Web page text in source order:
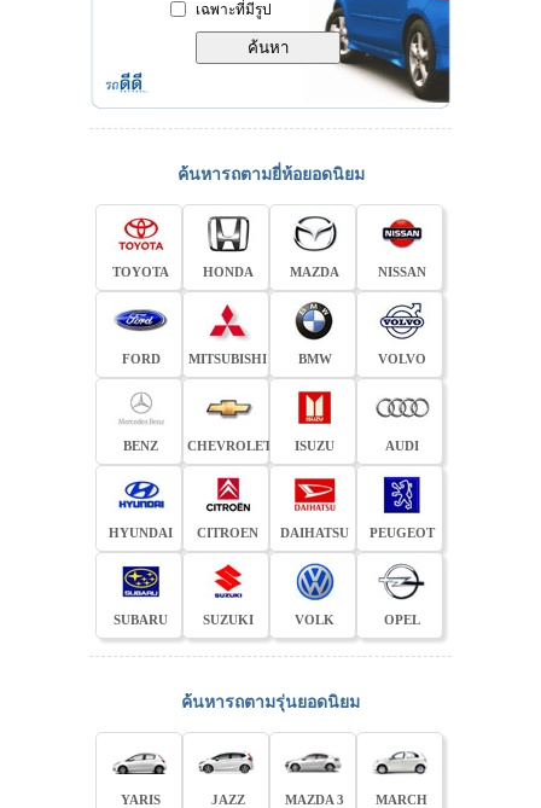
เฉพาะที่มีรูป
ค้นหารถตามยี่ห้อยอดนิยม
TOYOTA HONDA MAZDA NISSAN
FORD MITSUBISHI BMW VOLVO
BENZ CHEVROLET ISUZU AUDI
HYUNDAI CITROEN DAIHATSU PEUGEOT
SUBARU SUZUKI VOLK OPEL
ค้นหารถตามรุ่นยอดนิยม
YARIS JAZZ MAZDA 3 MARCH